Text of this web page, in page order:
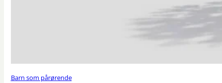
Barn som pårørende